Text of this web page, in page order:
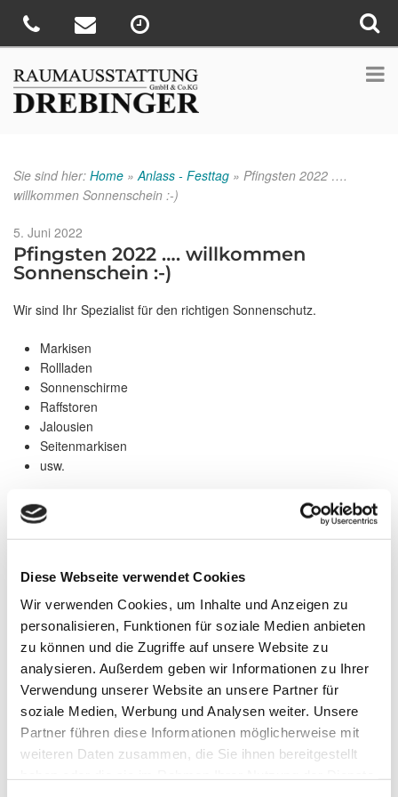
Diese Webseite verwendet Cookies
Wir verwenden Cookies, um Inhalte und Anzeigen zu
personalisieren, Funktionen für soziale Medien anbieten
zu können und die Zugriffe auf unsere Website zu
analysieren. Außerdem geben wir Informationen zu Ihrer
Verwendung unserer Website an unsere Partner für
soziale Medien, Werbung und Analysen weiter. Unsere
Partner führen diese Informationen möglicherweise mit
weiteren Daten zusammen, die Sie ihnen bereitgestellt
Sie sind hier: Home » Anlass - Festtag » Pfingsten 2022 ….
willkommen Sonnenschein :-)
Veröffentlicht
am
5. Juni 2022
Pfingsten 2022 …. willkommen
Sonnenschein :-)
Wir sind Ihr Spezialist für den richtigen Sonnenschutz.
Markisen
Rollladen
Sonnenschirme
Raffstoren
Jalousien
Seitenmarkisen
usw.
Dies können Sie in unserer Ausstellung erleben oder Sie rufen
uns an und wir kümmern uns um Ihre Gegebenheiten vor Ort um
den für Sie bestmöglichen Sonnenschutz zu finden.